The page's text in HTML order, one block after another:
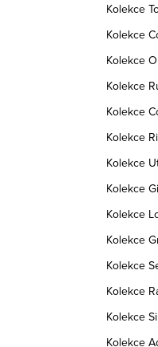
Kolekce
Kolekce
Kolekce
Kolekce
Kolekce
Kolekce
Kolekce
Kolekce
Kolekce
Kolekce
Kolekce
Kolekce
Kolekce
Kolekce
Doprava zdarma
Jídelní